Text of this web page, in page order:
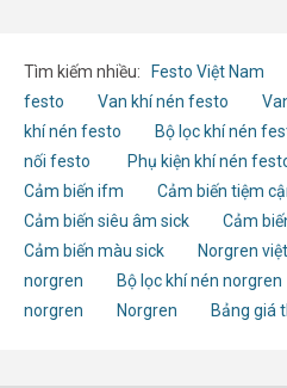
Tìm kiếm nhiều: Festo Việt Nam
festo
Van khí nén festo
khí nén festo
Bộ lọc khí nén
nối festo
Phụ kiện khí nén
Cảm biến ifm
Cảm biến tiệm
Cảm biến siêu âm sick
Cảm
Cảm biến màu sick
Norgren
norgren
Bộ lọc khí nén norgren
norgren
Norgren Bảng giá